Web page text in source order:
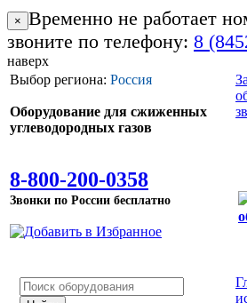
× Временно не работает
звоните по телефону: 8
наверх
Выбор региона: Россия
Оборудование для сжиженных
углеводородных газов
8-800-200-0358
Звонки по России бесплатно